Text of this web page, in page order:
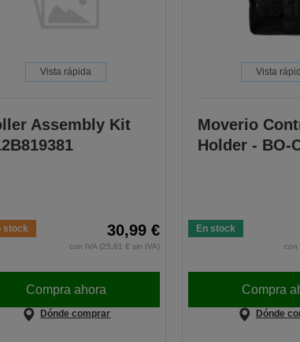
Vista rápida
Assembly Kit
stock 30,99 €
con IVA (25,61 € sin IVA)
Compra ahora
Dónde comprar
Vista
Moverio
Holder - BO-
En stock
con
Compra
Dónde